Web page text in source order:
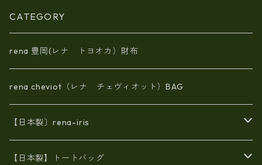
CATEGORY
rena 豊岡(レナ トヨオカ）財布
rena cheviot（レナ チェヴィオット）BAG
【日本製〕rena-iris
エナメル（パテント）レザー
【日本製】トートバッグ